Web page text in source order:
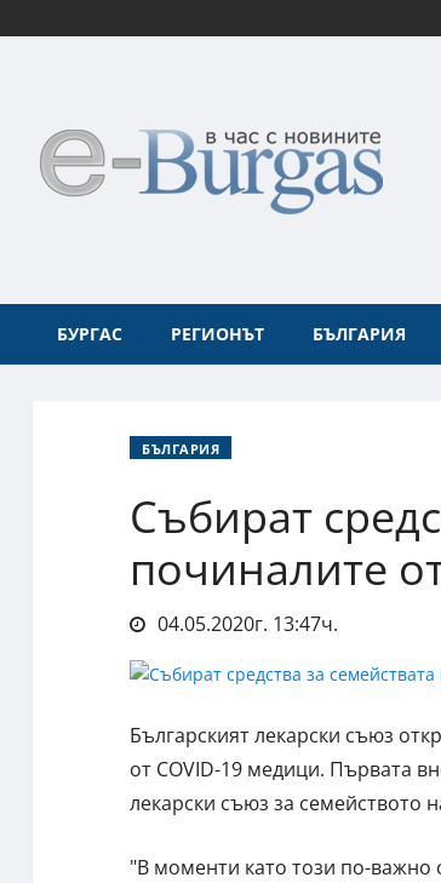
БУРГАС РЕГИОНЪТ БЪЛГАРИЯ
БЪЛГАРИЯ
Събират
починалите
04.05.2020г. 13:47ч.
Българският лекарски съюз
от COVID-19 медици. Първата
лекарски съюз за семейството
"В моменти като този по-важно